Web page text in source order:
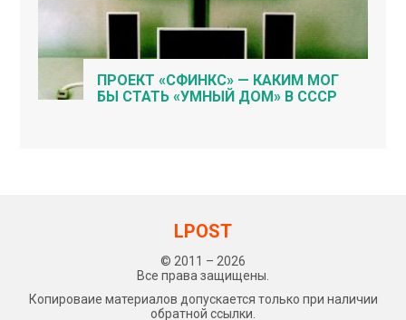
ПРОЕКТ «СФИНКС» — КАКИМ МОГ
БЫ СТАТЬ «УМНЫЙ ДОМ» В СССР
LPOST
© 2011 – 2026
Все права защищены.
Копироваие материалов допускается только при наличии
обратной ссылки.